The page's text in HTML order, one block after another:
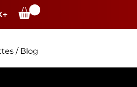
/ Blog